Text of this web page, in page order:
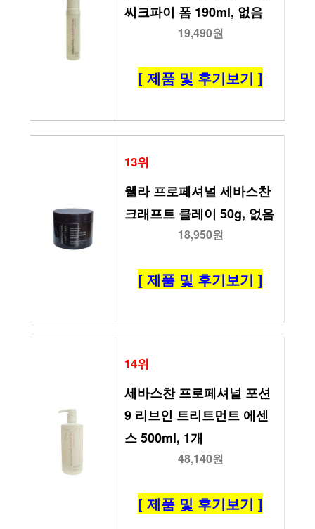
씨크파이 폼 190ml, 없음
19,490원
[ 제품 및 후기보기 ]
13위
웰라 프로페셔널 세바스찬
크래프트 클레이 50g, 없음
18,950원
[ 제품 및 후기보기 ]
14위
세바스찬 프로페셔널 포션
9 리브인 트리트먼트 에센
스 500ml, 1개
48,140원
[ 제품 및 후기보기 ]